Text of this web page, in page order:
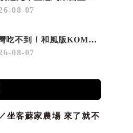
08-07
台灣吃不到！和風版KOMEDA咖啡讓你吃遍名古屋在地美食
08-07
坐客蘇家農場 來了就不